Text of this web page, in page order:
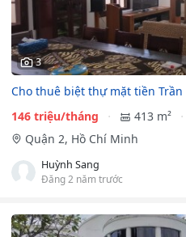
3
Cho thuê biệt thự mặt tiền
146 triệu/tháng
413 m²
Quận 2, Hồ Chí Minh
Huỳnh Sang
Đăng 2 năm trước